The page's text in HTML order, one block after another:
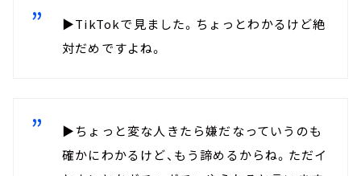
▶TikTokで見ました。ちょっとわかるけど絶
対だめですよね。
▶ちょっと変な人きたら嫌だなっていうのも
確かにわかるけど、もう諦めるからね。ただイ